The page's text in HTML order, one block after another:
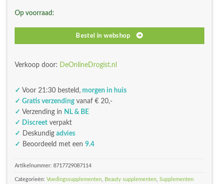
€29,95.
Op voorraad:
Bestel in webshop
Verkoop door: DeOnlineDrogist.nl
✓ Voor 21:30 besteld, morgen in huis
✓ Gratis verzendingvanaf € 20,-
✓ Verzending in NL & BE
✓ Discreet verpakt
✓
Deskundig advies
✓ Beoordeeld met een 9.4
Artikelnummer: 8717729087114
Categorieën: Voedingssupplementen Beauty supplementen Supplementen